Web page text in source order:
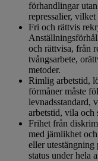
förhandlingar
repressalier,
Fri och rättvis
och rättvisa, från
tvångsarbete,
metoder.
Rimlig arbetstid,
förmåner måste
levnadsstandard,
arbetstid, vila och
Frihet från
med jämlikhet
eller utestängning
status under hela